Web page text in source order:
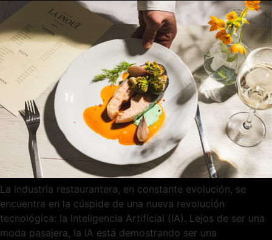
La industria restaurantera, en constante evolución, se
encuentra en la cúspide de una nueva revolución
tecnológica: la Inteligencia Artificial (IA). Lejos de ser una
moda pasajera, la IA está demostrando ser una